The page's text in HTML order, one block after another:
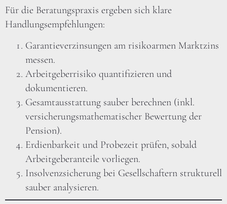
Für die Beratungspraxis ergeben sich klare
Handlungsempfehlungen:
Garantieverzinsungen am risikoarmen Marktzins
messen.
Arbeitgeberrisiko quantifizieren und
dokumentieren.
Gesamtausstattung sauber berechnen (inkl.
versicherungsmathematischer Bewertung der
Pension).
Erdienbarkeit und Probezeit prüfen, sobald
Arbeitgeberanteile vorliegen.
Insolvenzsicherung bei Gesellschaftern strukturell
sauber analysieren.